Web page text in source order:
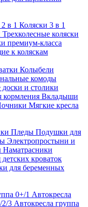
в 1 Коляски 3 в 1
Трехколесные коляски
премиум-класса
к коляскам
Колыбели
комоды
и столики
кормления Вкладыши
Мягкие кресла
Пледы Подушки для
Электропростыни и
Наматрасники
кроваток
для беременных
0+/1 Автокресла
2/3 Автокресла группа